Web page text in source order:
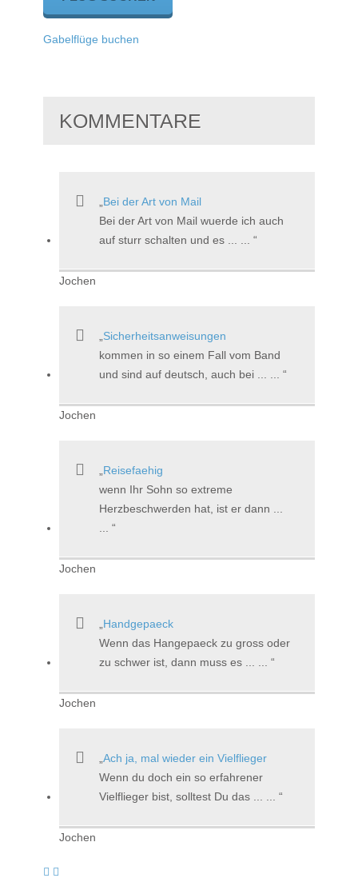
Gabelflüge buchen
KOMMENTARE
Bei der Art von Mail
Bei der Art von Mail wuerde ich auch
auf sturr schalten und es ... ...
Jochen
Sicherheitsanweisungen
kommen in so einem Fall vom Band
und sind auf deutsch, auch bei ... ...
Jochen
Reisefaehig
wenn Ihr Sohn so extreme
Herzbeschwerden hat, ist er dann ...
...
Jochen
Handgepaeck
Wenn das Hangepaeck zu gross oder
zu schwer ist, dann muss es ... ...
Jochen
Ach ja, mal wieder ein Vielflieger
Wenn du doch ein so erfahrener
Vielflieger bist, solltest Du das ... ...
Jochen